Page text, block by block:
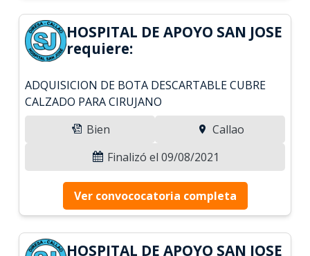
HOSPITAL DE APOYO SAN JOSE
requiere:
ADQUISICION DE BOTA DESCARTABLE CUBRE
CALZADO PARA CIRUJANO
Bien
Callao
Finalizó el 09/08/2021
Ver convococatoria completa
HOSPITAL DE APOYO SAN JOSE